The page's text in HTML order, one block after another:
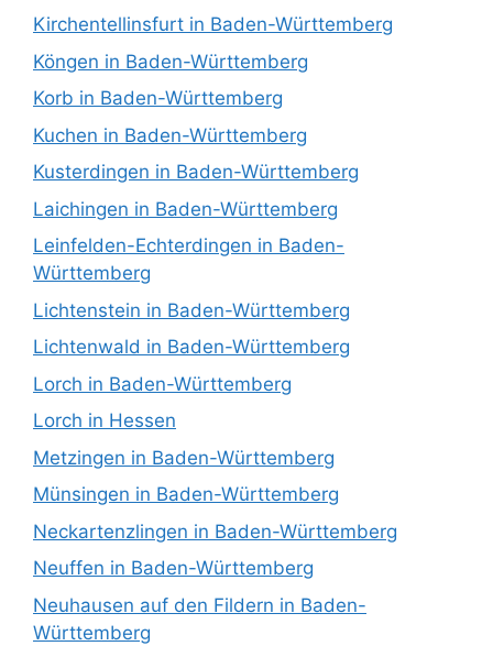
Kirchentellinsfurt in Baden-Württemberg
Köngen in Baden-Württemberg
Korb in Baden-Württemberg
Kuchen in Baden-Württemberg
Kusterdingen in Baden-Württemberg
Laichingen in Baden-Württemberg
Leinfelden-Echterdingen in Baden-
Württemberg
Lichtenstein in Baden-Württemberg
Lichtenwald in Baden-Württemberg
Lorch in Baden-Württemberg
Lorch in Hessen
Metzingen in Baden-Württemberg
Münsingen in Baden-Württemberg
Neckartenzlingen in Baden-Württemberg
Neuffen in Baden-Württemberg
Neuhausen auf den Fildern in Baden-
Württemberg